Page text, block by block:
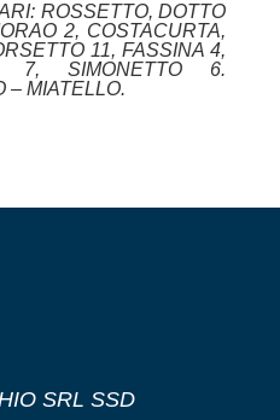
ROSSETTO, DOTTO
2, COSTACURTA,
11, FASSINA 4,
7, SIMONETTO 6.
– MIATELLO.
SRL SSD